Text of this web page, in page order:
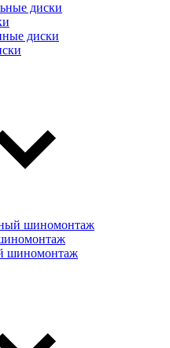
диски
диски
шиномонтаж
шиномонтаж